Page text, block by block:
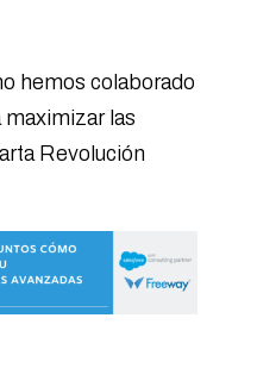
hemos colaborado
las
Revolución